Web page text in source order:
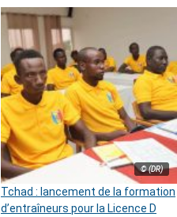
© (DR)
Tchad : lancement de la formation
d’entraîneurs pour la Licence D